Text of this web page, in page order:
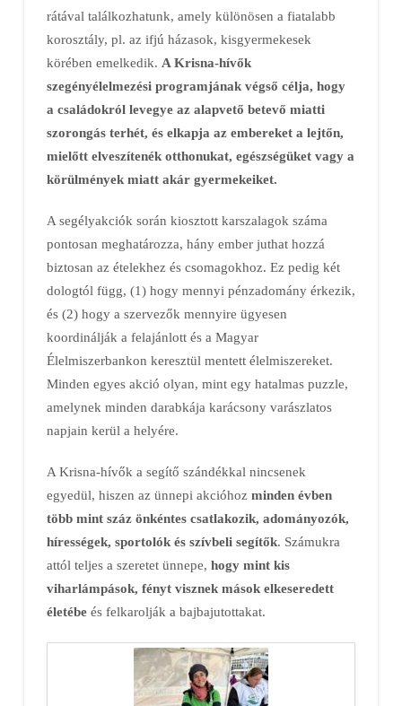
rátával találkozhatunk, amely különösen a fiatalabb
korosztály, pl. az ifjú házasok, kisgyermekesek
körében emelkedik. A Krisna-hívők
szegényélelmezési programjának végső célja, hogy
a családokról levegye az alapvető betevő miatti
szorongás terhét, és elkapja az embereket a lejtőn,
mielőtt elveszítenék otthonukat, egészségüket vagy a
körülmények miatt akár gyermekeiket.
A segélyakciók során kiosztott karszalagok száma
pontosan meghatározza, hány ember juthat hozzá
biztosan az ételekhez és csomagokhoz. Ez pedig két
dologtól függ, (1) hogy mennyi pénzadomány érkezik,
és (2) hogy a szervezők mennyire ügyesen
koordinálják a felajánlott és a Magyar
Élelmiszerbankon keresztül mentett élelmiszereket.
Minden egyes akció olyan, mint egy hatalmas puzzle,
amelynek minden darabkája karácsony varászlatos
napjain kerül a helyére.
A Krisna-hívők a segítő szándékkal nincsenek
egyedül, hiszen az ünnepi akcióhoz minden évben
több mint száz önkéntes csatlakozik, adományozók,
hírességek, sportolók és szívbeli segítők. Számukra
attól teljes a szeretet ünnepe, hogy mint kis
viharlámpások, fényt visznek mások elkeseredett
életébeés felkarolják a bajbajutottakat.